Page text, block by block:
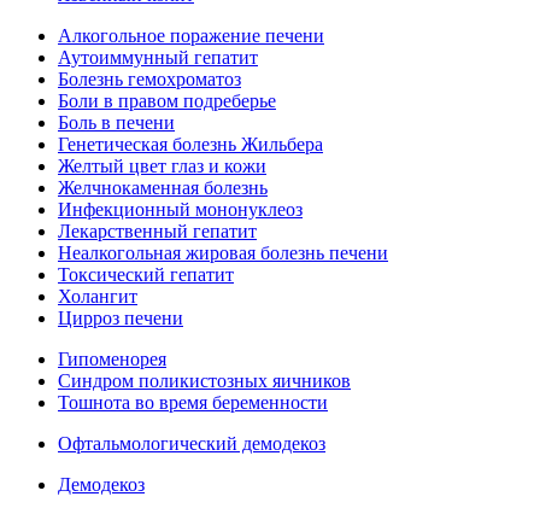
Алкогольное поражение печени
Аутоиммунный гепатит
Болезнь гемохроматоз
Боли в правом подреберье
Боль в печени
Генетическая болезнь Жильбера
Желтый цвет глаз и кожи
Желчнокаменная болезнь
Инфекционный мононуклеоз
Лекарственный гепатит
Неалкогольная жировая болезнь печени
Токсический гепатит
Холангит
Цирроз печени
Гипоменорея
Синдром поликистозных яичников
Тошнота во время беременности
Офтальмологический демодекоз
Демодекоз